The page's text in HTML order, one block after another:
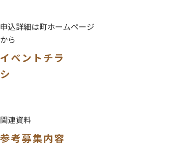
申込詳細は町ホームページ
から
イベントチラ
シ
関連資料
参考募集内容